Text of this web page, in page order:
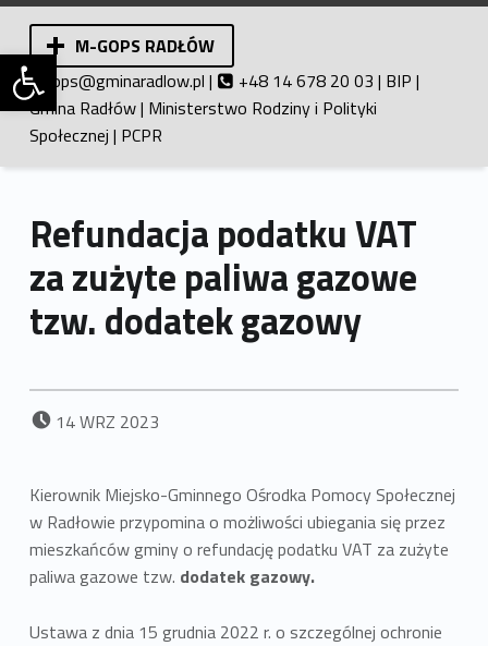
Otwórz pasek narzędzi
M-GOPS RADŁÓW
Miejsko-Gminny Ośrodek Pomocy Społecznej w Radłowie. Pomoc społeczna.
ops@gminaradlow.pl | +48 14 678 20 03 | BIP |
Gmina Radłów| Ministerstwo Rodziny i Polityki
Społecznej | PCPR
Refundacja podatku VAT
za zużyte paliwa gazowe
tzw. dodatek gazowy
14WRZ 2023
Kierownik Miejsko-Gminnego Ośrodka Pomocy Społecznej
w Radłowie przypomina o możliwości ubiegania się przez
mieszkańców gminy o refundację podatku VAT za zużyte
paliwa gazowe tzw. dodatek gazowy.
Ustawa z dnia 15 grudnia 2022 r. o szczególnej ochronie